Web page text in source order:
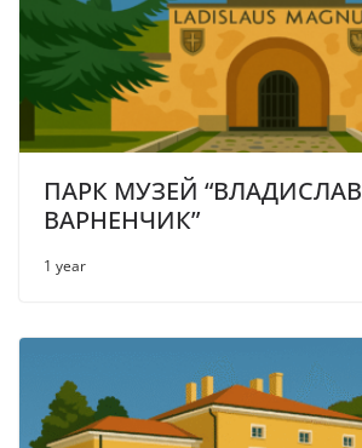
ПАРК МУЗЕЙ “ВЛАДИСЛАВ
ВАРНЕНЧИК”
1 year